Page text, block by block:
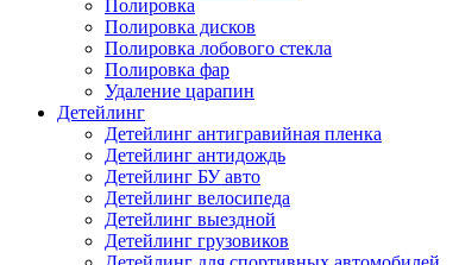
Полировка
Полировка дисков
Полировка лобового стекла
Полировка фар
Удаление царапин
Детейлинг
Детейлинг антигравийная пленка
Детейлинг антидождь
Детейлинг БУ авто
Детейлинг велосипеда
Детейлинг выездной
Детейлинг грузовиков